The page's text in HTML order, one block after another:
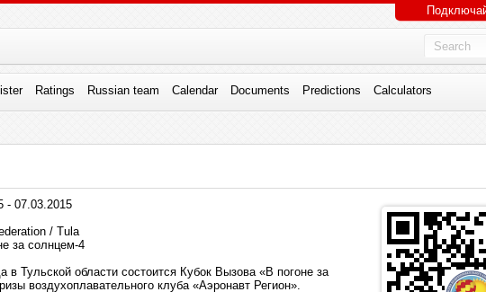
Ratings Russian team Calendar Documents Predictions Calculators
- 07.03.2015
/ Tula
за солнцем-4
в Тульской области состоится Кубок Вызова «В погоне за
воздухоплавательного клуба «Аэронавт Регион».